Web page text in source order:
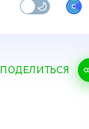
ПОДЕЛИТЬСЯ